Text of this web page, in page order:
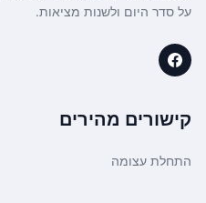
על סדר היום ולשנות מציאות.
קישורים מהירים
התחלת עצומה